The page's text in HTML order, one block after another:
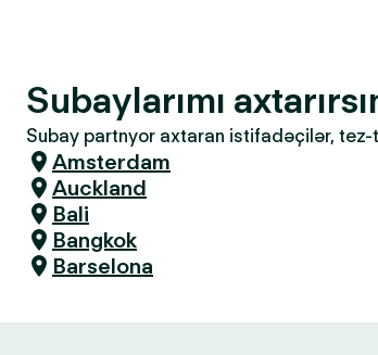
Subaylarımı
Subay partnyor axtaran istifadəçilər, tez-
Amsterdam
Auckland
Bali
Bangkok
Barselona